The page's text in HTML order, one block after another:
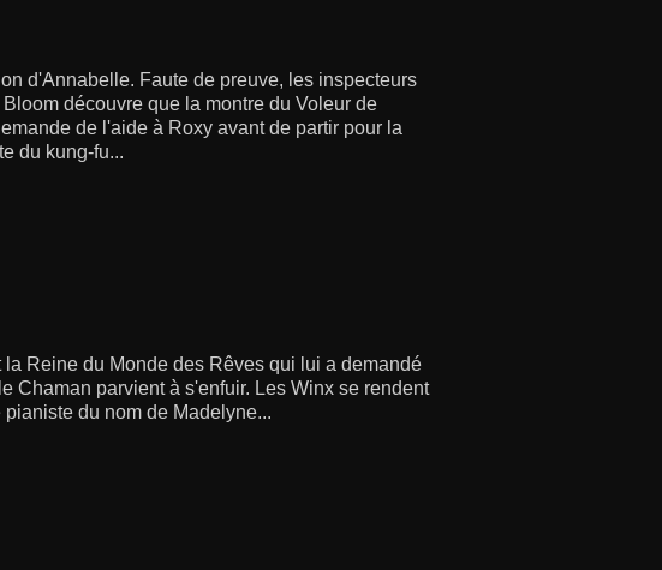
d'Annabelle. Faute de preuve, les inspecteurs
découvre que la montre du Voleur de
de l'aide à Roxy avant de partir pour la
du kung-fu...
Reine du Monde des Rêves qui lui a demandé
Chaman parvient à s'enfuir. Les Winx se rendent
du nom de Madelyne...